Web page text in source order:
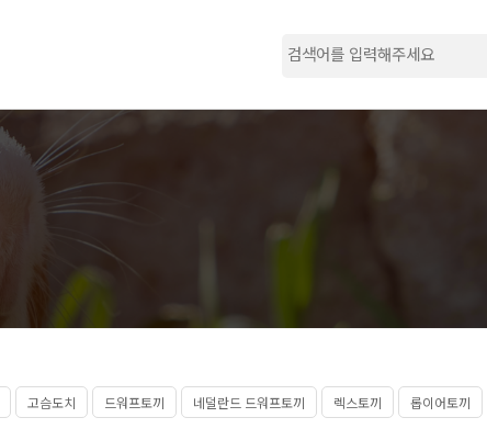
고슴도치 드워프토끼 네덜란드 드워프토끼 렉스토끼 롭이어토끼